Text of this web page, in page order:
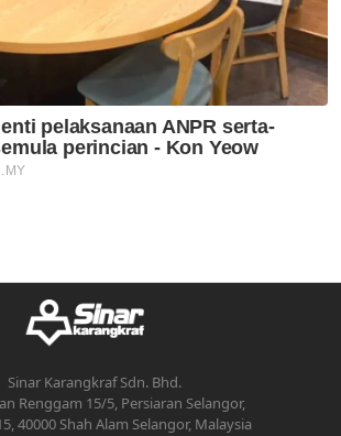
Sinar Karangkraf Sdn. Bhd.
Renggam 15/5, Persiaran Selangor,
40000 Shah Alam Selangor, Malaysia